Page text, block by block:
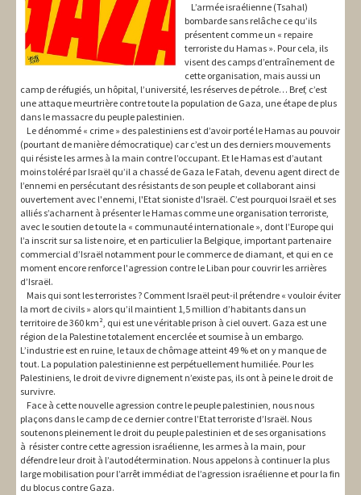
L’armée israélienne (Tsahal)
bombarde sans relâche ce qu’ils
présentent comme un « repaire
terroriste du Hamas ». Pour cela, ils
visent des camps d’entraînement de
cette organisation, mais aussi un
camp de réfugiés, un hôpital, l’université, les réserves de pétrole… Bref, c’est
une attaque meurtrière contre toute la population de Gaza, une étape de plus
dans le massacre du peuple palestinien.
Le dénommé « crime » des palestiniens est d’avoir porté le Hamas au pouvoir
(pourtant de manière démocratique) car c’est un des derniers mouvements
qui résiste les armes à la main contre l’occupant. Et le Hamas est d’autant
moins toléré par Israël qu’il a chassé de Gaza le Fatah, devenu agent direct de
l’ennemi en persécutant des résistants de son peuple et collaborant ainsi
ouvertement avec l'ennemi, l'Etat sioniste d'Israël. C’est pourquoi Israël et ses
alliés s’acharnent à présenter le Hamas comme une organisation terroriste,
avec le soutien de toute la « communauté internationale », dont l’Europe qui
l’a inscrit sur sa liste noire, et en particulier la Belgique, important partenaire
commercial d’Israël notamment pour le commerce de diamant, et qui en ce
moment encore renforce l'agression contre le Liban pour couvrir les arrières
d’Israël.
Mais qui sont les terroristes ? Comment Israël peut-il prétendre « vouloir éviter
la mort de civils » alors qu’il maintient 1,5 million d’habitants dans un
territoire de 360 km², qui est une véritable prison à ciel ouvert. Gaza est une
région de la Palestine totalement encerclée et soumise à un embargo.
L’industrie est en ruine, le taux de chômage atteint 49 % et on y manque de
tout. La population palestinienne est perpétuellement humiliée. Pour les
Palestiniens, le droit de vivre dignement n’existe pas, ils ont à peine le droit de
survivre.
Face à cette nouvelle agression contre le peuple palestinien, nous nous
plaçons dans le camp de ce dernier contre l’Etat terroriste d’Israël. Nous
soutenons pleinement le droit du peuple palestinien et de ses organisations
à résister contre cette agression israélienne, les armes à la main, pour
défendre leur droit à l’autodétermination. Nous appelons à continuer la plus
large mobilisation pour l’arrêt immédiat de l’agression israélienne et pour la fin
du blocus contre Gaza.